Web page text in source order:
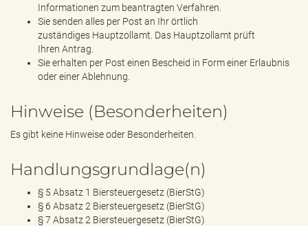
Informationen zum beantragten Verfahren.
Sie senden alles per Post an Ihr örtlich
zuständiges Hauptzollamt. Das Hauptzollamt prüft
Ihren Antrag.
Sie erhalten per Post einen Bescheid in Form einer Erlaubnis
oder einer Ablehnung.
Hinweise (Besonderheiten)
Es gibt keine Hinweise oder Besonderheiten.
Handlungsgrundlage(n)
§ 5 Absatz 1 Biersteuergesetz (BierStG)
§ 6 Absatz 2 Biersteuergesetz (BierStG)
§ 7 Absatz 2 Biersteuergesetz (BierStG)